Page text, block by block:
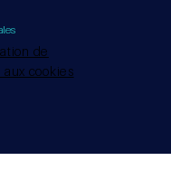
de
cookies